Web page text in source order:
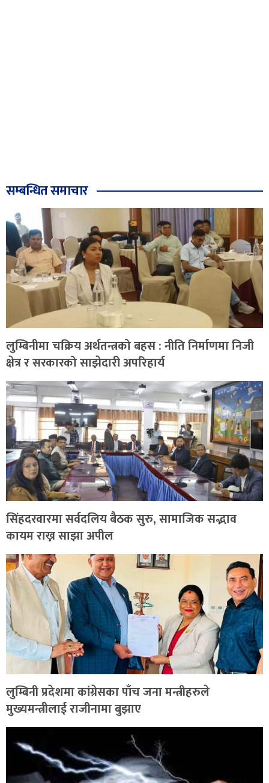
सम्बन्धित समाचार
लुम्बिनीमा चक्रिय अर्थतन्त्रको बहस : नीति निर्माणमा निजी
क्षेत्र र सरकारको साझेदारी अपरिहार्य
सिंहदरवारमा सर्वदलिय बैठक सुरु, सामाजिक सद्भाव
कायम राख्न साझा अपील
लुम्बिनी प्रदेशमा कांग्रेसका पाँच जना मन्त्रीहरुले
मुख्यमन्त्रीलाई राजीनामा बुझाए